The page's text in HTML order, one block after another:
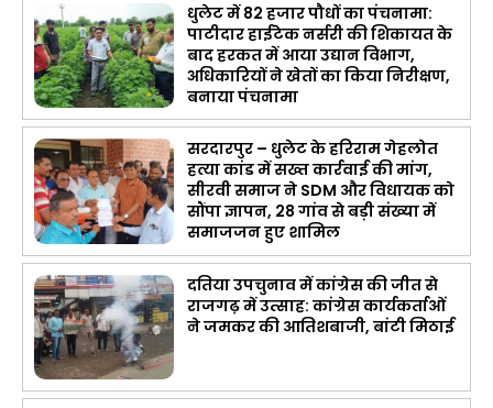
धुलेट में 82 हजार पौधों का पंचनामा:
पाटीदार हाईटेक नर्सरी की शिकायत के
बाद हरकत में आया उद्यान विभाग,
अधिकारियों ने खेतों का किया निरीक्षण,
बनाया पंचनामा
सरदारपुर – धुलेट के हरिराम गेहलोत
हत्या कांड में सख्त कार्रवाई की मांग,
सीरवी समाज ने SDM और विधायक को
सौंपा ज्ञापन, 28 गांव से बड़ी संख्या में
समाजजन हुए शामिल
दतिया उपचुनाव में कांग्रेस की जीत से
राजगढ़ में उत्साह: कांग्रेस कार्यकर्ताओं
ने जमकर की आतिशबाजी, बांटी मिठाई